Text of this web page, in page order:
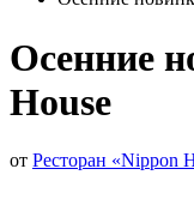
Осенние
House
от Ресторан «Nippon